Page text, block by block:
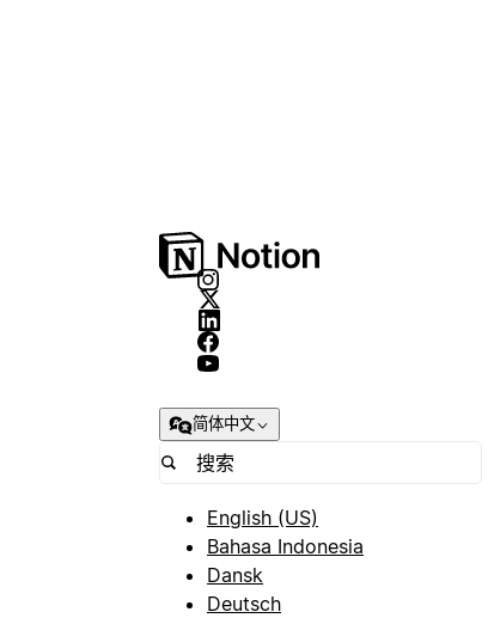
简体中文
English (US)
Bahasa Indonesia
Dansk
Deutsch